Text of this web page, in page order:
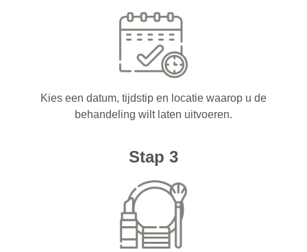
Kies een datum, tijdstip en locatie waarop u de
behandeling wilt laten uitvoeren.
Stap 3